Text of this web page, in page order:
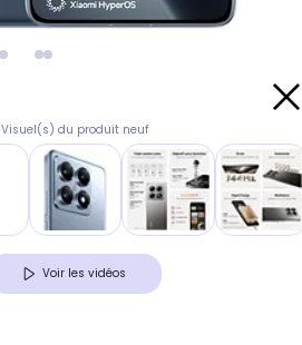
Visuel(s) du produit neuf
Voir les vidéos